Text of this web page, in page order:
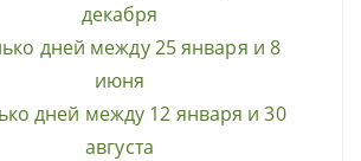
декабря
дней между 25 января и 8
июня
дней между 12 января и 30
августа